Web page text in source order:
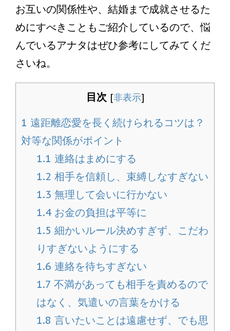
お互いの関係性や、結婚まで成就させるた
めにすべきこともご紹介しているので、悩
んでいるアナタはぜひ参考にしてみてくだ
さいね。
目次 [非表示]
1 遠距離恋愛を長く続けられるコツは？
対等な関係がポイント
1.1 連絡はまめにする
1.2 相手を信頼し、束縛しなすぎない
1.3 無理して会いに行かない
1.4 お金の負担は平等に
1.5 細かいルール決めすぎず、こだわ
りすぎないようにする
1.6 連絡を待ちすぎない
1.7 不満があっても相手を責めるので
はなく、気遣いの言葉をかける
1.8 言いたいことは遠慮せず、でも思